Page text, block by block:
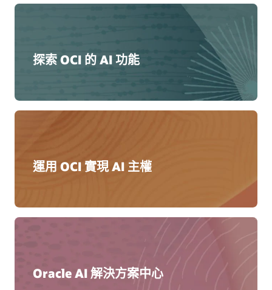
探索 OCI 的 AI 功能
運用 OCI 實現 AI 主權
Oracle AI 解決方案中心